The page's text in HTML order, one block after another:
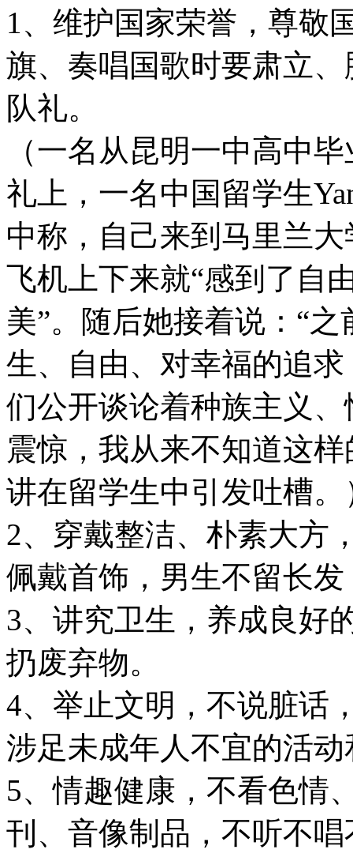
1、维护国家荣誉，尊敬
旗、奏唱国歌时要肃立
队礼。
（一名从昆明一中高中
礼上，一名中国留学生
中称，自己来到马里兰
飞机上下来就“感到了自
美”。随后她接着说：“
生、自由、对幸福的追
们公开谈论着种族主义
震惊，我从来不知道这
讲在留学生中引发吐槽。
2、穿戴整洁、朴素大方
佩戴首饰，男生不留长
3、讲究卫生，养成良好
扔废弃物。
4、举止文明，不说脏话
涉足未成年人不宜的活
5、情趣健康，不看色情
刊、音像制品，不听不